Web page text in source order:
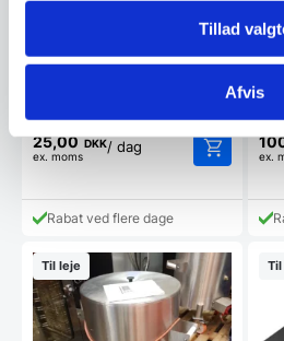
Tillad
Afvis
Pølsevarmer med 2 kar
25,00DKK
ex. moms
/ dag
Rabat ved flere dage
m/
ex.
Til leje Til